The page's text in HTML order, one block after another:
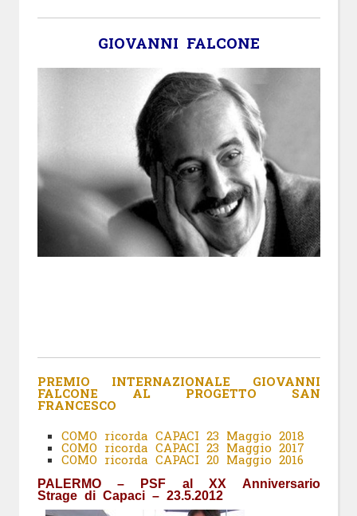
GIOVANNI FALCONE
PREMIO INTERNAZIONALE GIOVANNI
FALCONE AL PROGETTO SAN
FRANCESCO
COMO ricorda CAPACI 23 Maggio 2018
COMO ricorda CAPACI 23 Maggio 2017
COMO ricorda CAPACI 20 Maggio 2016
PALERMO – PSF al XX Anniversario
Strage di Capaci – 23.5.2012